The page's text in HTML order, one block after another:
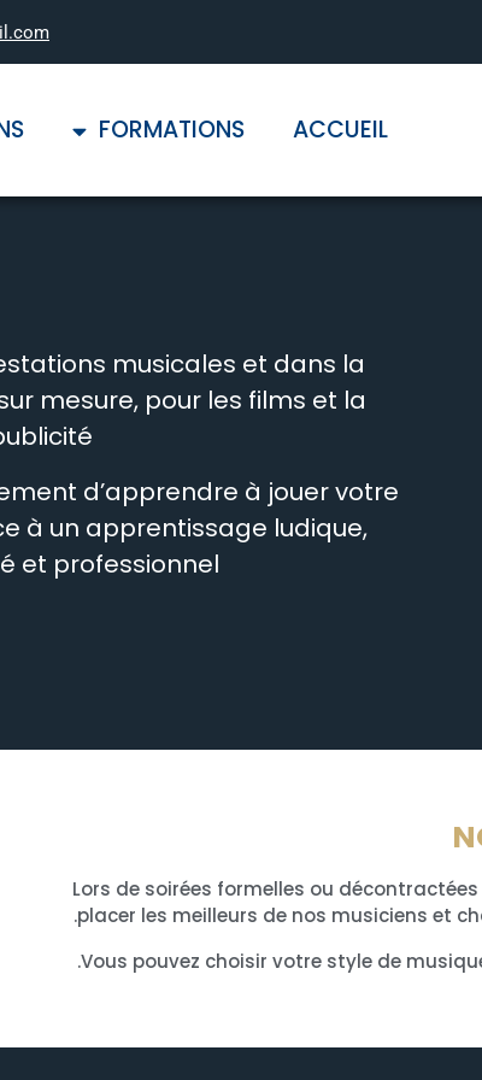
ACCUEIL
FORMATIONS
musicales et dans la
mesure, pour les films et la
d’apprendre à jouer votre
à un apprentissage ludique,
et professionnel.
Lors de soirées formelles ou
placer les meilleurs de nos musiciens et
Vous pouvez choisir votre style de